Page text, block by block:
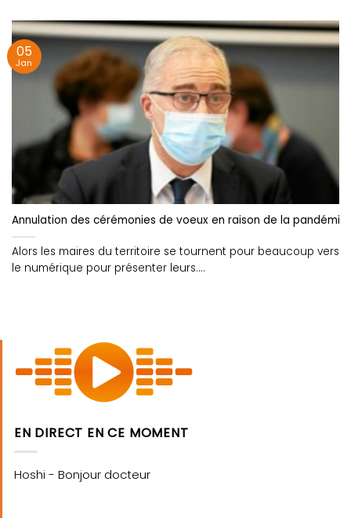
Annulation des cérémonies de voeux en raison de la pandémie
Alors les maires du territoire se tournent pour beaucoup vers
le numérique pour présenter leurs....
05
Jan
EN DIRECT EN CE MOMENT